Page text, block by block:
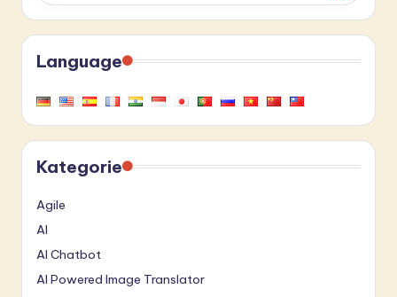
Language
Kategorie
Agile
AI
AI Chatbot
AI Powered Image Translator